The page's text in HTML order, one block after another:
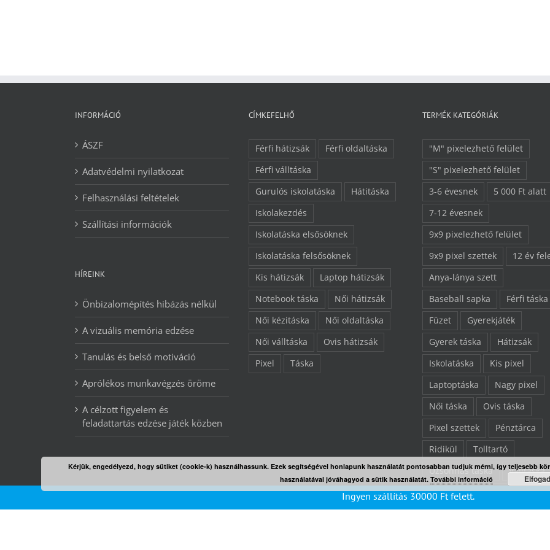
INFORMÁCIÓ
ÁSZF
Adatvédelmi nyilatkozat
Felhasználási feltételek
Szállítási információk
HÍREINK
Önbizalomépítés hibázás nélkül
A vizuális memória edzése
Tanulás és belső motiváció
Aprólékos munkavégzés öröme
A célzott figyelem és
feladattartás edzése játék közben
CÍMKEFELHŐ
Férfi hátizsák
Férfi oldaltáska
Férfi válltáska
Gurulós iskolatáska
Hátitáska
Iskolakezdés
Iskolatáska elsősöknek
Iskolatáska felsősöknek
Kis hátizsák
Laptop hátizsák
Notebook táska
Női hátizsák
Női kézitáska
Női oldaltáska
Női válltáska
Ovis hátizsák
Pixel
Táska
TERMÉK KATEGÓRIÁK
"M" pixelezhető felület
"S" pixelezhető felület
3-6 évesnek
5 000 Ft alatt
7-12 évesnek
9x9 pixelezhető felület
9x9 pixel szettek
12 év
Anya-lánya szett
Baseball sapka
Férfi táska
Füzet
Gyerekjáték
Gyerek táska
Hátizsák
Iskolatáska
Kis pixel
Laptoptáska
Nagy pixel
Női táska
Ovis táska
Pixel szettek
Pénztárca
Ridikül
Tolltartó
Uzsonnás táska
Válltáska
Végkiárusítás
Összes
Ingyen szállítás 30000 Ftfelett.
Kérjük, engedélyezd, hogy sütiket (cookie-k) használhassunk. Ezek segítségével honlapunk használatát pontosabban tudjuk mérni, így teljesebb
használatával jóváhagyod a sütik használatát. További információ Elfogad